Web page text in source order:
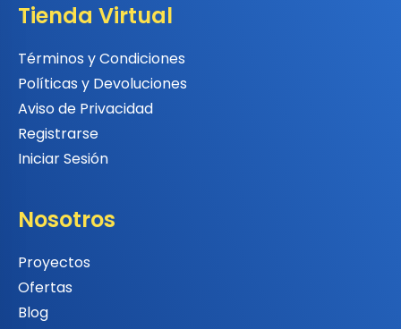
Tienda Virtual
Términos y Condiciones
Políticas y Devoluciones
Aviso de Privacidad
Registrarse
Iniciar Sesión
Nosotros
Proyectos
Ofertas
Blog